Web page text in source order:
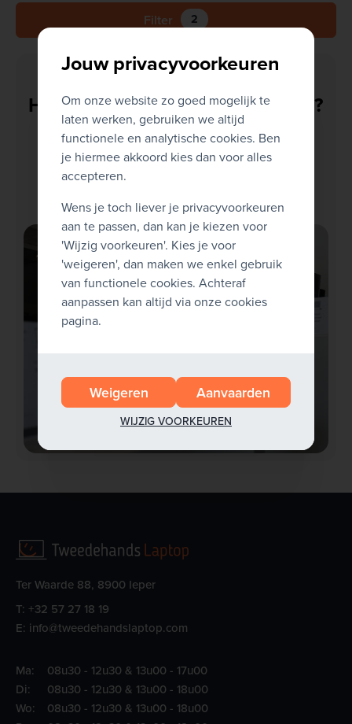
Filter 2Actieve filters
Hulp nodig? Of heb je een vraag?
Bekijk zeker onze FAQ
Veelgestelde vragen
Ter Waarde 88, 8900 Ieper
T: +32 57 27 18 19
E: info@tweedehandslaptop.com
Ma:
08u30 - 12u30 & 13u00 - 17u00
Di:
08u30 - 12u30 & 13u00 - 18u00
Wo:
08u30 - 12u30 & 13u00 - 18u00
Jouw privacyvoorkeuren
Om onze website zo goed mogelijk te
laten werken, gebruiken we altijd
functionele en analytische cookies. Ben
je hiermee akkoord kies dan voor alles
accepteren.
Wens je toch liever je privacyvoorkeuren
aan te passen, dan kan je kiezen voor
'Wijzig voorkeuren'. Kies je voor
'weigeren', dan maken we enkel gebruik
van functionele cookies. Achteraf
aanpassen kan altijd via onze cookies
pagina.
Weigeren Aanvaarden
WIJZIG VOORKEUREN